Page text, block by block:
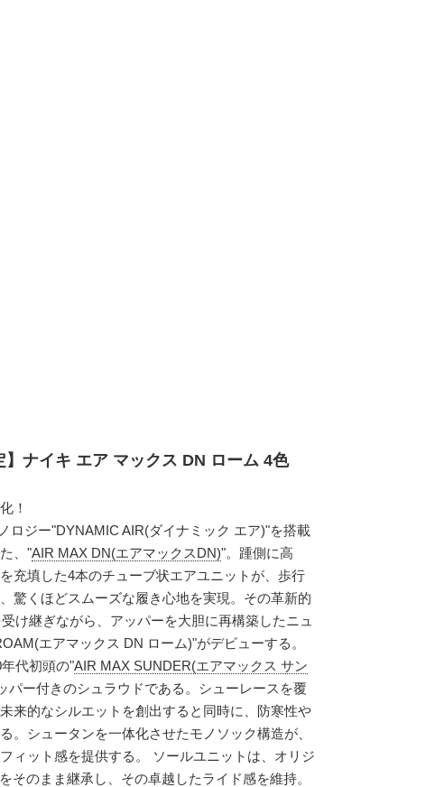
】ナイキ エア マックス DN ローム 4色
！
ロジー"DYNAMIC AIR(ダイナミック エア)"を搭載
、"AIR MAX DN(エアマックスDN)"。踵側に高
充填した4本のチューブ状エアユニットが、歩行
驚くほどスムーズな履き心地を実現。その革新的
け継ぎながら、アッパーを大胆に再構築したニュ
エアマックス DN ローム)"がデビューする。
代初頭の"AIR MAX SUNDER(エアマックス サン
パー付きのシュラウドである。シューレースを覆
来的なシルエットを創出すると同時に、防寒性や
。シュータンを一体化させたモノソック構造が、
ィット感を提供する。 ソールユニットは、オリジ
そのまま継承し、その卓越したライド感を維持。